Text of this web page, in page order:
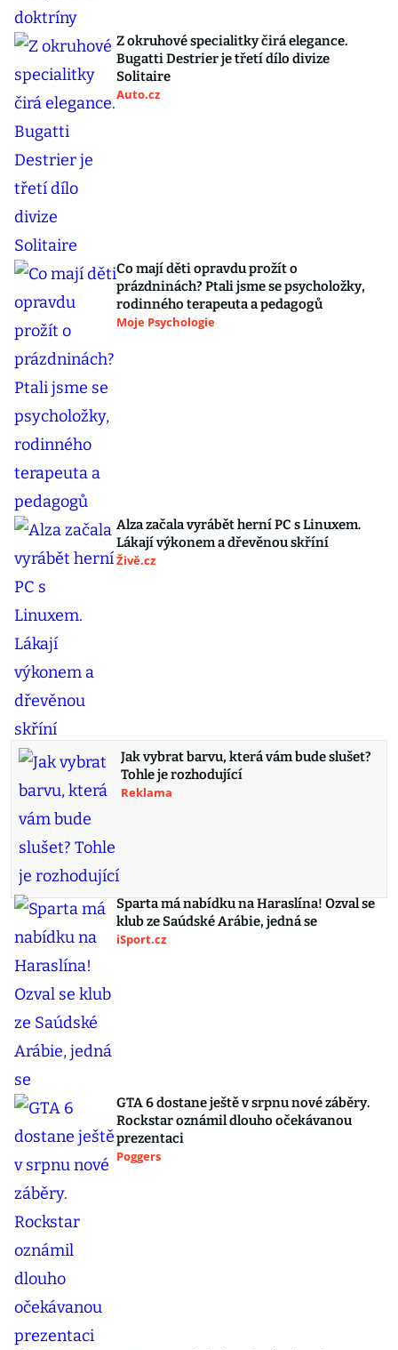
Z okruhové specialitky čirá elegance.
Bugatti Destrier je třetí dílo divize
Solitaire
Auto.cz
Co mají děti opravdu prožít o
prázdninách? Ptali jsme se psycholožky,
rodinného terapeuta a pedagogů
Moje Psychologie
Alza začala vyrábět herní PC s Linuxem.
Lákají výkonem a dřevěnou skříní
Živě.cz
Jak vybrat barvu, která vám bude slušet?
Tohle je rozhodující
Reklama
Sparta má nabídku na Haraslína! Ozval se
klub ze Saúdské Arábie, jedná se
iSport.cz
GTA 6 dostane ještě v srpnu nové záběry.
Rockstar oznámil dlouho očekávanou
prezentaci
Poggers